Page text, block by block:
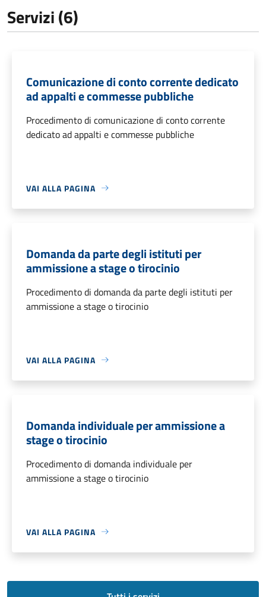
Servizi (6)
Comunicazione di conto corrente dedicato
ad appalti e commesse pubbliche
Procedimento di comunicazione di conto corrente
dedicato ad appalti e commesse pubbliche
VAI ALLA PAGINA
Domanda da parte degli istituti per
ammissione a stage o tirocinio
Procedimento di domanda da parte degli istituti per
ammissione a stage o tirocinio
VAI ALLA PAGINA
Domanda individuale per ammissione a
stage o tirocinio
Procedimento di domanda individuale per
ammissione a stage o tirocinio
VAI ALLA PAGINA